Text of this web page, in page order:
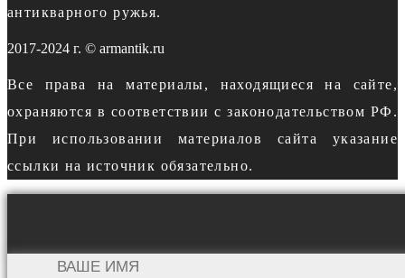
антикварного ружья.
2017-2024 г. © armantik.ru
Все права на материалы, находящиеся на сайте,
охраняются в соответствии с законодательством РФ.
При использовании материалов сайта указание
ссылки на источник обязательно.